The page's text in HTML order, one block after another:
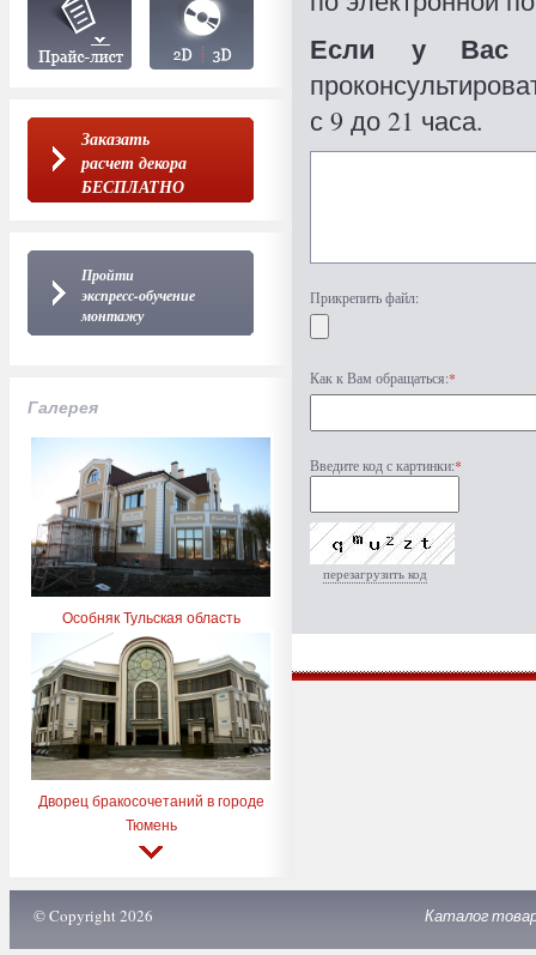
Заказать
расчет декора
БЕСПЛАТНО
Пройти
экспресс-обучение
монтажу
Галерея
Особняк Тульская область
Дворец бракосочетаний в городе
Тюмень
Если у Вас
с 9 до 21 часа.
Прикрепить файл:
Как к Вам обращаться:*
Введите код с картинки:*
перезагрузить код
© Copyright 2026 Каталог